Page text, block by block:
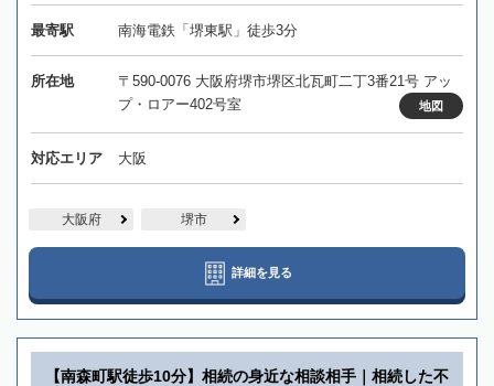
最寄駅 南海電鉄「堺東駅」徒歩3分
所在地
〒590-0076 大阪府堺市堺区北瓦町二丁3番21号 アッ
プ・ロアー402号室
地図
対応エリア 大阪
大阪府 堺市
詳細を見る
【南森町駅徒歩10分】相続の身近な相談相手｜相続した不